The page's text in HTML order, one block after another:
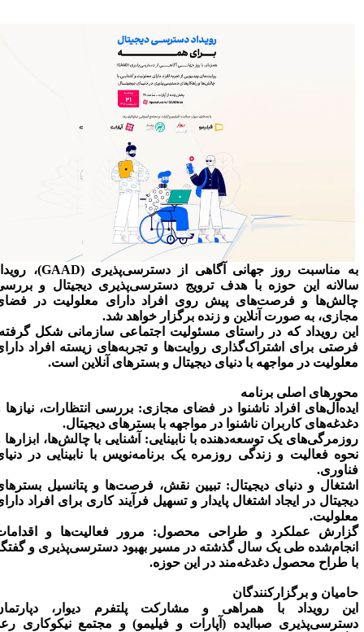
به مناسبت روز جهانی آگاهی از دسترسی‌پذیری (GAAD)، رویداد
این حوزه با هدف ترویج دسترسی‌پذیری دیجیتال و بررسی
و فرصت‌های پیش روی افراد دارای معلولیت در فضای
به صورت آنلاین و زنده برگزار خواهد شد.
رویداد که در راستای مسئولیت اجتماعی سازمانی شکل گرفته،
برای اشتراک‌گذاری روایت‌ها و تجربه‌های زیسته افراد دارای
در مواجهه با دنیای دیجیتال و بسترهای آنلاین است.
اصلی برنامه
افراد ناشنوا در فضای مجازی:بررسی انتظارات، نیازها و
کاربران ناشنوا در مواجهه با بسترهای دیجیتال.
یک توسعه‌دهنده با نابینایی: آشنایی با چالش‌ها، ابزارها و
فعالیت و زندگی روزمره یک برنامه‌نویس با نابینایی در دنیای
و دنیای دیجیتال: تبیین نقش، فرصت‌ها و پتانسیل بسترهای
در ایجاد اشتغال پایدار و تسهیل فرآیند کاری برای افراد دارای
عملکرد و طراحی محصول: مرور فعالیت‌ها و اقدامات
طی یک سال گذشته در مسیر بهبود دسترسی‌پذیری و گفتگو
طراح محصول دغدغه‌مند در این حوزه.
و برگزارکنندگان
رویداد با همراهی و مشارکت پلتفرم دیوار، دپارتمان
صباایده (آپارات و فیلیمو) و مجتمع نیکوکاری رعد